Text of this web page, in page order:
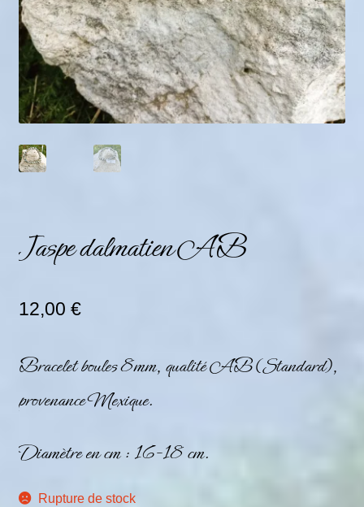
Mon compte
Panier
Jaspe dalmatien AB
12,00 €
Bracelet boules 8mm, qualité AB (Standard),
provenance Mexique.
Diamètre en cm : 16-18 cm.
Rupture de stock